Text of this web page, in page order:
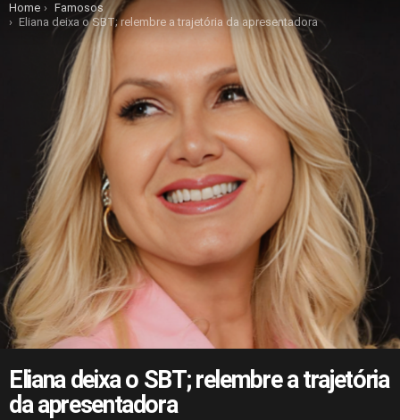
You are here:
Home
Famosos
Eliana deixa o SBT; relembre a trajetória da apresentadora
Eliana deixa o SBT; relembre a trajetória
da apresentadora